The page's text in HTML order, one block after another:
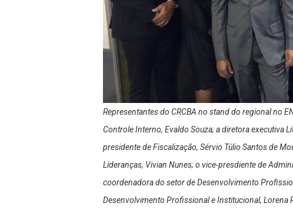
Representantes do CRCBA no stand do regional no
Controle Interno, Evaldo Souza; a diretora executiva
presidente de Fiscalização, Sérvio Túlio Santos de
Lideranças, Vivian Nunes; o vice-presdiente de
coordenadora do setor de Desenvolvimento
Desenvolvimento Profissional e Institucional, Lorena